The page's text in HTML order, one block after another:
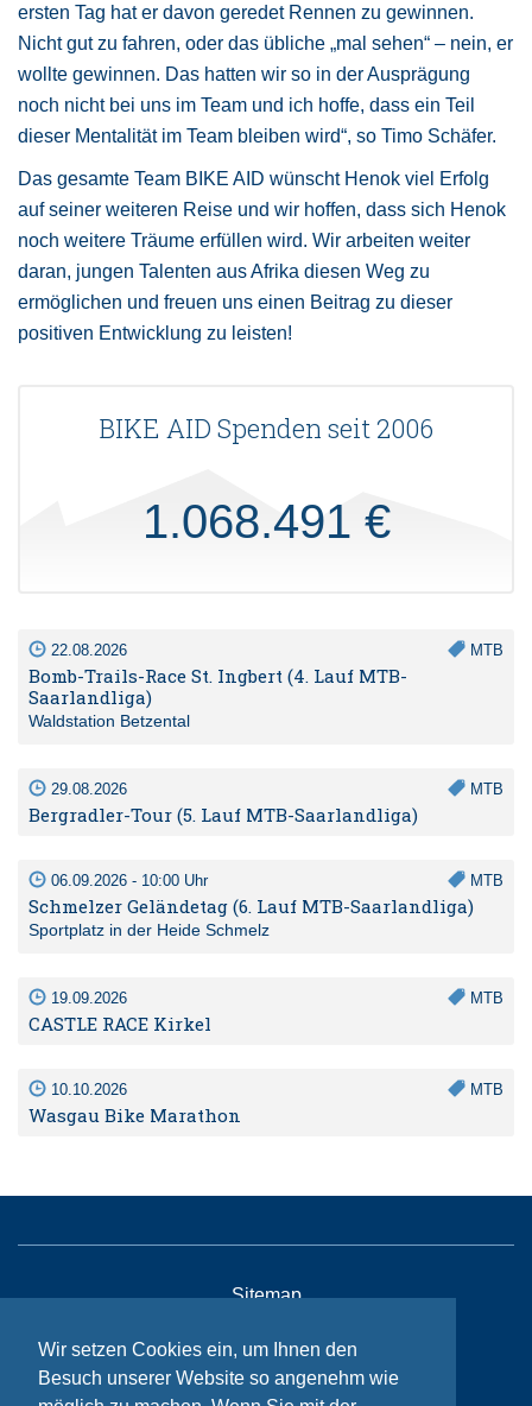
Wir setzen Cookies ein, um Ihnen den
Besuch unserer Website so angenehm wie
ersten Tag hat er davon geredet Rennen zu gewinnen.
Nicht gut zu fahren, oder das übliche „mal sehen“ – nein, er
wollte gewinnen. Das hatten wir so in der Ausprägung
noch nicht bei uns im Team und ich hoffe, dass ein Teil
dieser Mentalität im Team bleiben wird“, so Timo Schäfer.
Das gesamte Team BIKE AID wünscht Henok viel Erfolg
auf seiner weiteren Reise und wir hoffen, dass sich Henok
noch weitere Träume erfüllen wird. Wir arbeiten weiter
daran, jungen Talenten aus Afrika diesen Weg zu
ermöglichen und freuen uns einen Beitrag zu dieser
positiven Entwicklung zu leisten!
BIKE AID Spenden seit 2006
1.068.491 €
22.08.2026 MTB
Bomb-Trails-Race St. Ingbert (4. Lauf MTB-
Saarlandliga)
Waldstation Betzental
29.08.2026 MTB
Bergradler-Tour (5. Lauf MTB-Saarlandliga)
06.09.2026 - 10:00 Uhr MTB
Schmelzer Geländetag (6. Lauf MTB-Saarlandliga)
Sportplatz in der Heide Schmelz
19.09.2026 MTB
CASTLE RACE Kirkel
10.10.2026 MTB
Wasgau Bike Marathon
Sitemap
Impressum